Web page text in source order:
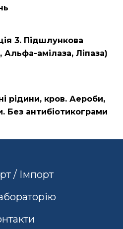
3. Підшлункова
Альфа-амілаза, Ліпаза)
рідини, кров. Аероби,
Без антибіотикограми
/ Імпорт